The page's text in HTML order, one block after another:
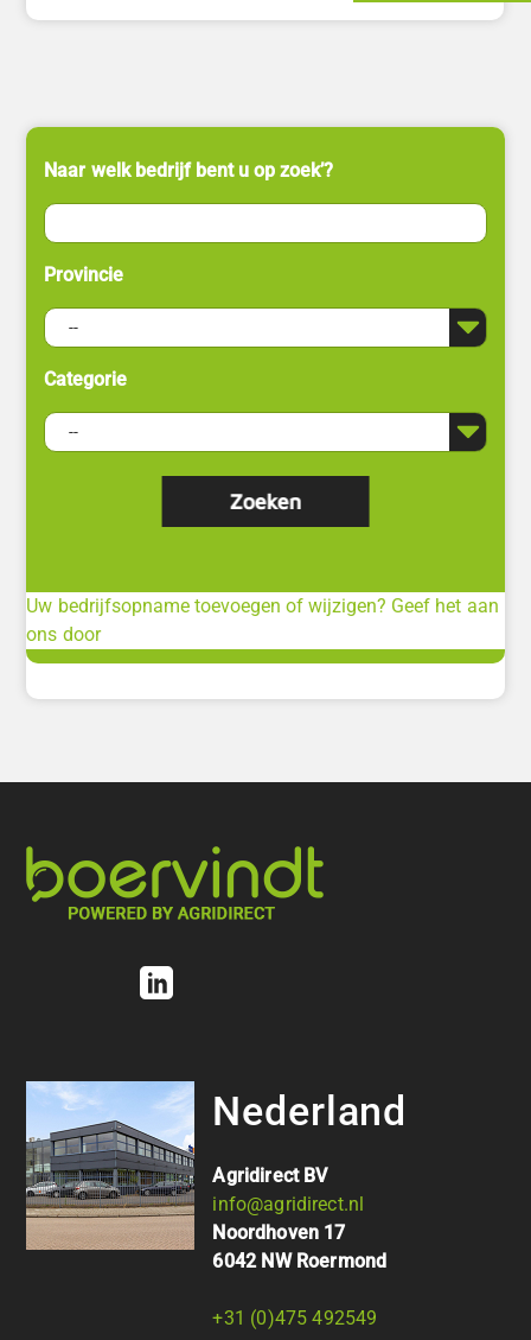
Naar welk bedrijf bent u op zoek’?
Provincie
Categorie
Uw bedrijfsopname toevoegen of wijzigen? Geef het aan
ons door
Nederland
Agridirect BV
info@agridirect.nl
Noordhoven 17
6042 NW Roermond
+31 (0)475 492549